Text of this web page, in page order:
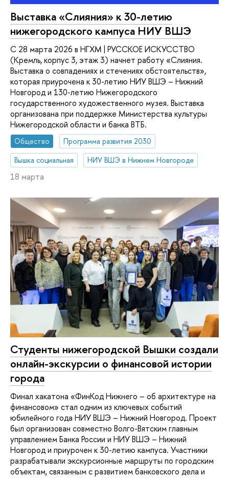
Выставка «Слияния» к 30-летию
нижегородского кампуса НИУ ВШЭ
С 28 марта 2026 в НГХМ | РУССКОЕ ИСКУССТВО
(Кремль, корпус 3, этаж 3) начнет работу «Слияния.
Выставка о совпадениях и стечениях обстоятельств»,
которая приурочена к 30-летию НИУ ВШЭ – Нижний
Новгород и 130-летию Нижегородского
государственного художественного музея. Выставка
организована при поддержке Министерства культуры
Нижегородской области и банка ВТБ.
Общество
Программа развития 2030
Вышка социальная
НИУ ВШЭ в Нижнем Новгороде
18 марта
Студенты нижегородской Вышки создали
онлайн-экскурсии о финансовой истории
города
Финал хакатона «ФинКод Нижнего – об архитектуре на
финансовом» стал одним из ключевых событий
юбилейного года НИУ ВШЭ – Нижний Новгород. Проект
был организован совместно Волго-Вятским главным
управлением Банка России и НИУ ВШЭ – Нижний
Новгород и приурочен к 30-летию кампуса. Участники
разрабатывали экскурсионные маршруты по городским
объектам, связанным с развитием банковского дела и